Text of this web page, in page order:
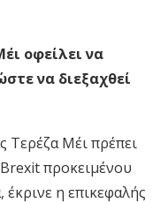
οφείλει να
να διεξαχθεί
Τερέζα Μέι πρέπει
προκειμένου
η επικεφαλής